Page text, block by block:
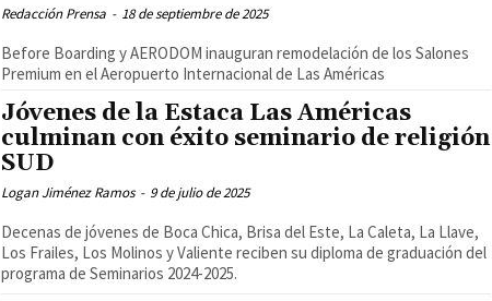
Redacción Prensa - 18 de septiembre de 2025
Before Boarding y AERODOM inauguran remodelación de los Salones
Premium en el Aeropuerto Internacional de Las Américas
Jóvenes de la Estaca Las Américas
culminan con éxito seminario de religión
SUD
Logan Jiménez Ramos - 9 de julio de 2025
Decenas de jóvenes de Boca Chica, Brisa del Este, La Caleta, La Llave,
Los Frailes, Los Molinos y Valiente reciben su diploma de graduación del
programa de Seminarios 2024-2025.